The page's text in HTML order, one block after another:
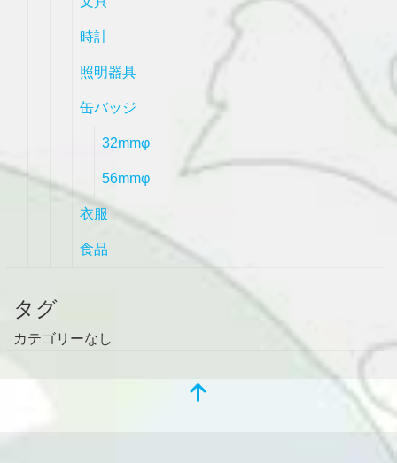
時計
照明器具
缶バッジ
32mmφ
56mmφ
衣服
食品
タグ
カテゴリーなし